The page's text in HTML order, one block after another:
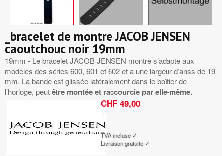
_bracelet de montre JACOB JENSEN
caoutchouc noir 19mm
19mm - Le bracelet JACOB JENSEN montre s’adapte aux
modèles des séries 600, 601 et 602 et a une largeur d’anss de 19
mm. La bande est glissée latéralement dans le boîtier de
l’horloge, peutêtre montée et raccourcie par elle-même.
CHF 49,00
TVA incluse ✓
Livraison gratuite ✓